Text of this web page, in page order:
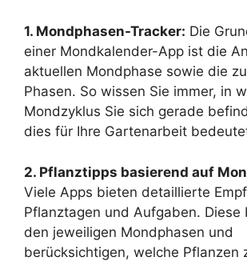
1. Mondphasen-Tracker: Die
einer Mondkalender-App ist die
aktuellen Mondphase sowie die
Phasen. So wissen Sie immer, in
Mondzyklus Sie sich gerade
dies für Ihre Gartenarbeit
2. Pflanztipps basierend auf
Viele Apps bieten detaillierte
Pflanztagen und Aufgaben. Diese
den jeweiligen Mondphasen und
berücksichtigen, welche Pflanzen